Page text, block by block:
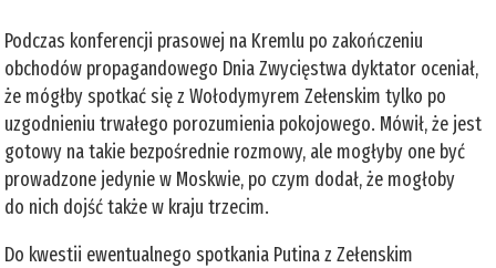
Podczas konferencji prasowej na Kremlu po zakończeniu
obchodów propagandowego Dnia Zwycięstwa dyktator oceniał,
że mógłby spotkać się z Wołodymyrem Zełenskim tylko po
uzgodnieniu trwałego porozumienia pokojowego. Mówił, że jest
gotowy na takie bezpośrednie rozmowy, ale mogłyby one być
prowadzone jedynie w Moskwie, po czym dodał, że mogłoby
do nich dojść także w kraju trzecim.
Do kwestii ewentualnego spotkania Putina z Zełenskim